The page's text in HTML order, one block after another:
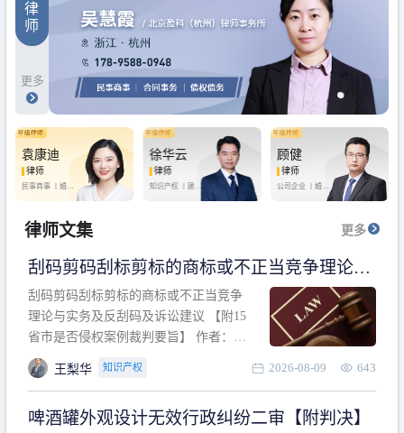
律
师
更多
袁康迪
律师
民事商事 丨 婚姻
徐华云
律师
知识产权 丨 建设
顾健
律师
公司企业 丨婚姻
房产纠纷
律师文集 更多
刮码剪码刮标剪标的商标或不正当竞争理论与
实务及反刮码及诉讼建议 【附15省市是否侵权
案例裁判要旨】
刮码剪码刮标剪标的商标或不正当竞争
理论与实务及反刮码及诉讼建议 【附15
省市是否侵权案例裁判要旨】 作者：浙
江杭知桥律师事务所 王梨华 周靖超 【导
读】 第一部分：刮码剪码刮标剪标的商
诉讼建议 第二部分：15省市是否侵权案
王梨华 知识产权 2026-08-09 643
啤酒罐外观设计无效行政纠纷二审【附判决】